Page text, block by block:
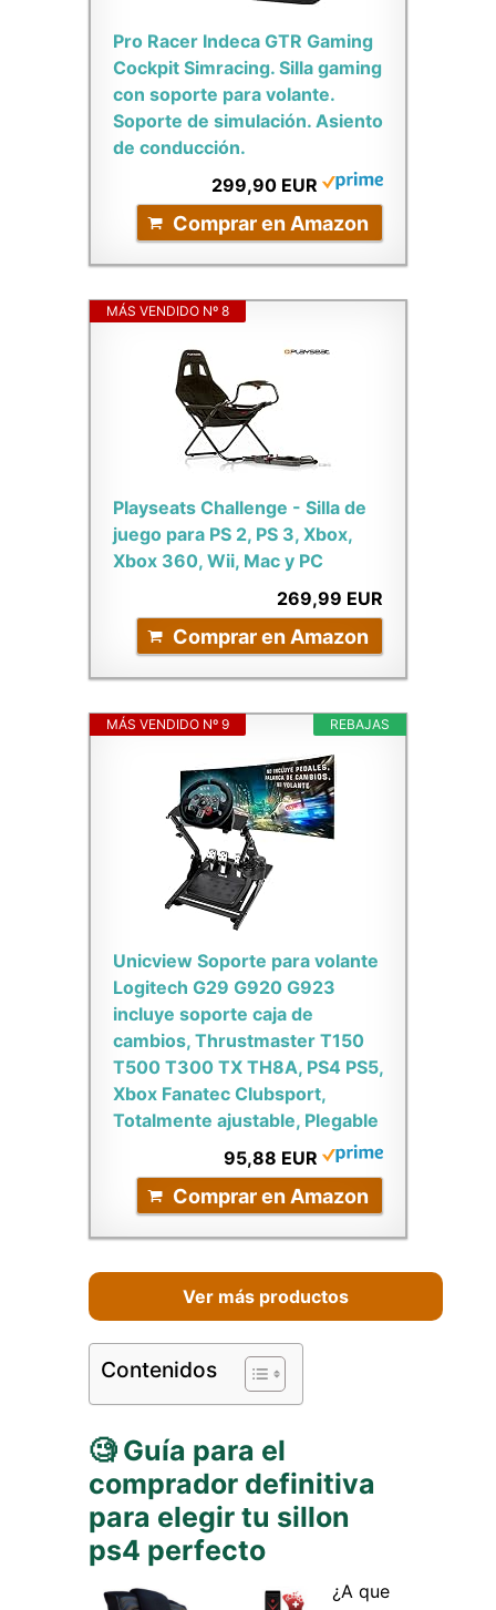
Pro Racer Indeca GTR Gaming
Cockpit Simracing. Silla gaming
con soporte para volante.
Soporte de simulación. Asiento
de conducción.
299,90 EUR
Comprar en Amazon
MÁS VENDIDO Nº 8
Playseats Challenge - Silla de
juego para PS 2, PS 3, Xbox,
Xbox 360, Wii, Mac y PC
269,99 EUR
Comprar en Amazon
REBAJAS
MÁS VENDIDO Nº 9
Unicview Soporte para volante
Logitech G29 G920 G923
incluye soporte caja de
cambios, Thrustmaster T150
T500 T300 TX TH8A, PS4 PS5,
Xbox Fanatec Clubsport,
Totalmente ajustable, Plegable
95,88 EUR
Comprar en Amazon
Ver más productos
Contenidos
🧐 Guía para el
comprador definitiva
para elegir tu sillon
ps4 perfecto
¿A que